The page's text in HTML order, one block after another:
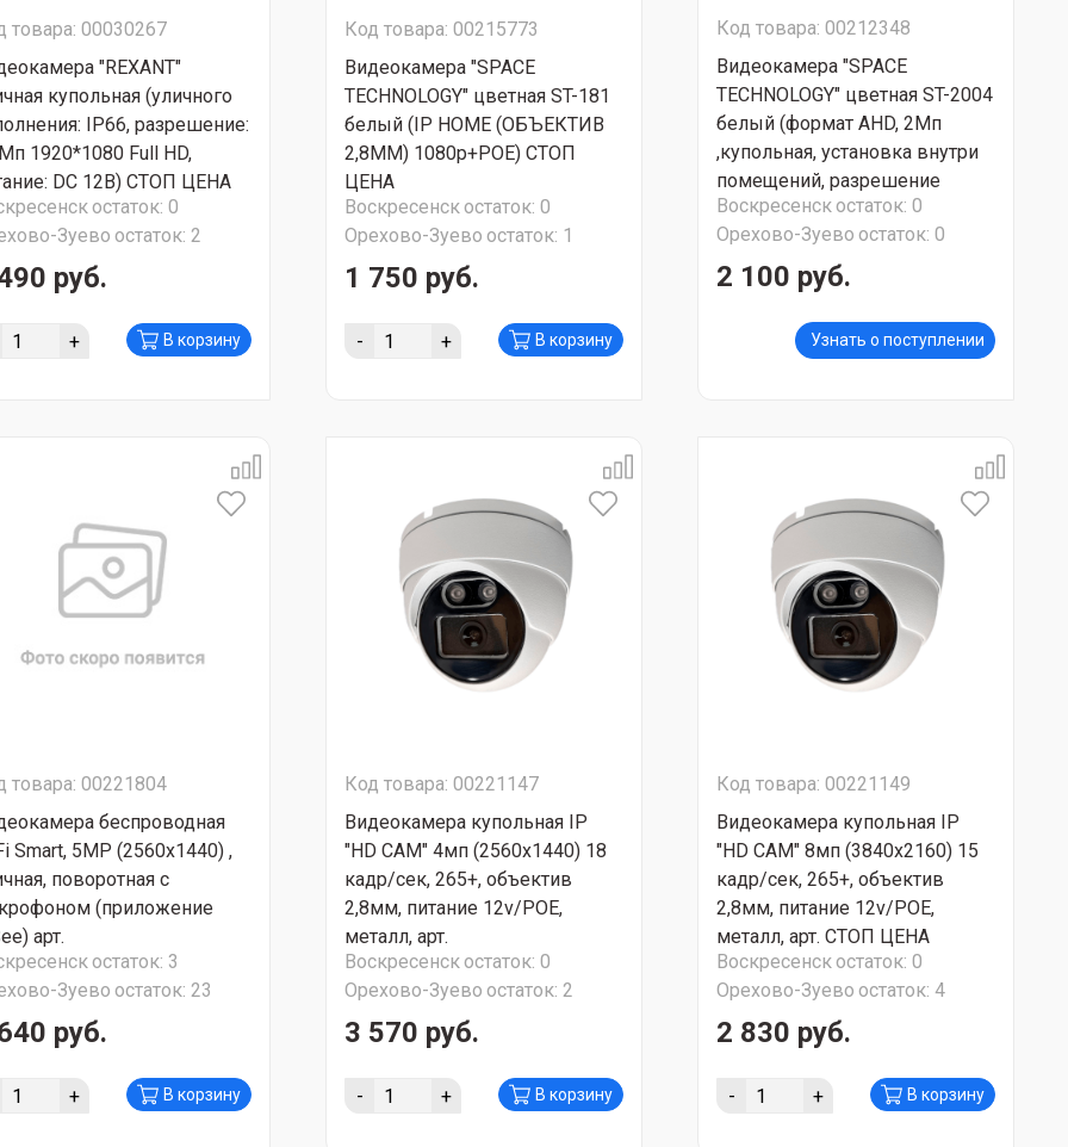
товара: 00030267
"REXANT"
купольная (уличного
IP66, разрешение:
1920*1080 Full HD,
DC 12В) СТОП ЦЕНА
остаток: 0
Зуево остаток: 2
руб.
+ В корзину
Код товара: 00215773
Видеокамера "SPACE
TECHNOLOGY" цветная ST-181
белый (IP HOME (ОБЪЕКТИВ
2,8MM) 1080p+POE) СТОП
ЦЕНА
Воскресенскостаток: 0
Орехово-Зуево остаток: 1
1 750 руб.
- + В корзину
Код товара: 00212348
Видеокамера "SPACE
TECHNOLOGY" цветная ST-2004
белый (формат AHD, 2Мп
,купольная, установка внутри
помещений, разрешение
1080p (Full HD), ИК подсветка
до 20м) СТОП ЦЕНА
Воскресенскостаток: 0
Орехово-Зуево остаток: 0
2 100 руб.
Узнать о поступлении
товара: 00221804
беспроводная
Smart, 5MP (2560х1440) ,
поворотная с
(приложение
арт.
остаток: 3
Зуево остаток: 23
руб.
+ В корзину
Код товара: 00221147
Видеокамера купольная IP
"HD CAM" 4мп (2560х1440) 18
кадр/сек, 265+, объектив
2,8мм, питание 12v/РОЕ,
металл, арт.
Воскресенскостаток: 0
Орехово-Зуево остаток: 2
3 570 руб.
- + В корзину
Код товара: 00221149
Видеокамера купольная IP
"HD CAM" 8мп (3840х2160) 15
кадр/сек, 265+, объектив
2,8мм, питание 12v/РОЕ,
металл, арт. СТОП ЦЕНА
Воскресенскостаток: 0
Орехово-Зуево остаток: 4
2 830 руб.
- + В корзину